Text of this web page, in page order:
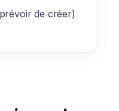
de créer)